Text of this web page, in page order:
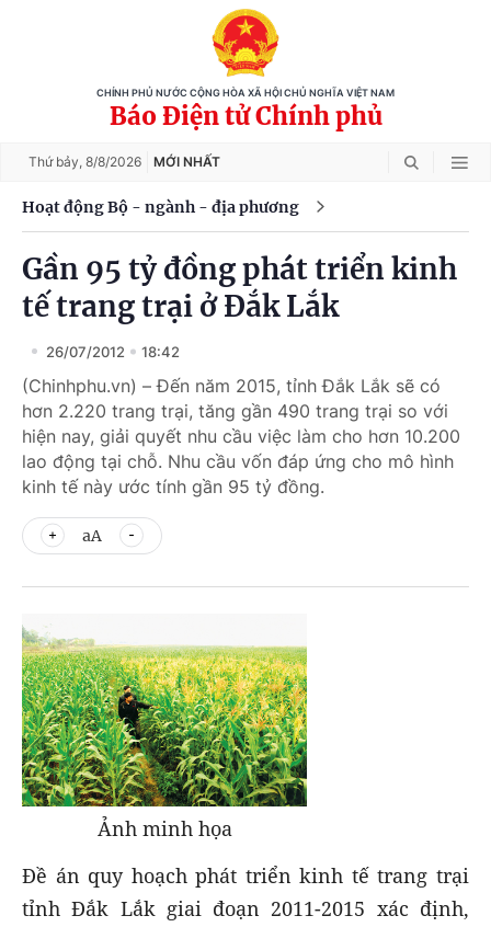
CHÍNH PHỦ NƯỚC CỘNG HÒA XÃ HỘI CHỦ NGHĨA VIỆT NAM
Báo Điện tử Chính phủ
Thứ bảy, 8/8/2026 MỚI NHẤT
Hoạt động Bộ - ngành - địa phương
Gần 95 tỷ đồng phát triển kinh
tế trang trại ở Đắk Lắk
26/07/2012 18:42
(Chinhphu.vn) – Đến năm 2015, tỉnh Đắk Lắk sẽ có
hơn 2.220 trang trại, tăng gần 490 trang trại so với
hiện nay, giải quyết nhu cầu việc làm cho hơn 10.200
lao động tại chỗ. Nhu cầu vốn đáp ứng cho mô hình
kinh tế này ước tính gần 95 tỷ đồng.
aA
Ảnh minh họa
Đề án quy hoạch phát triển kinh tế trang trại
tỉnh Đắk Lắk giai đoạn 2011-2015 xác định,